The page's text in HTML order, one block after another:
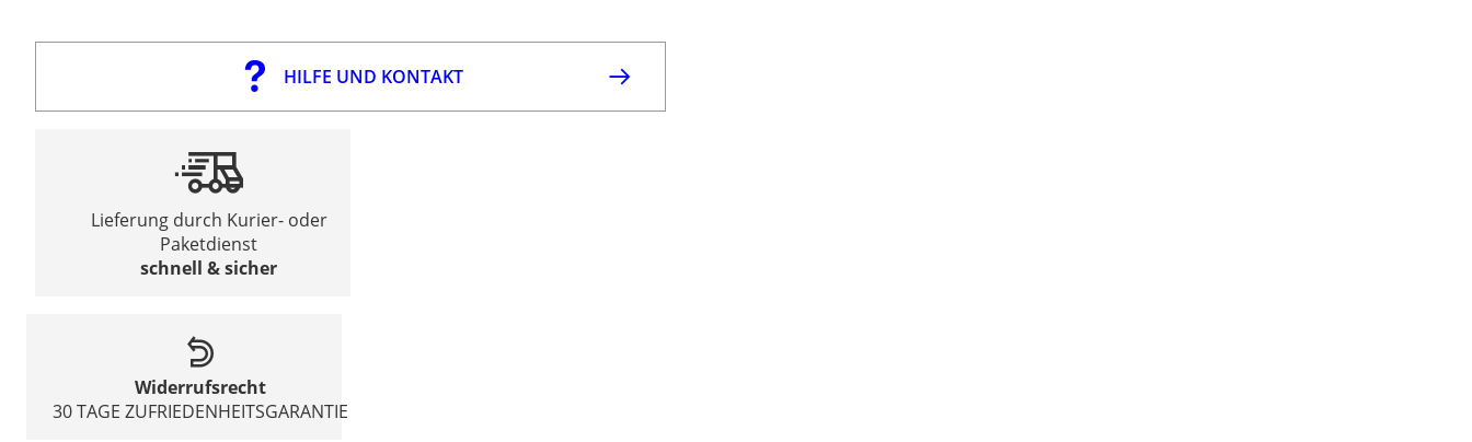
HILFE UND KONTAKT
Lieferung durch Kurier- oder
Paketdienst
schnell & sicher
Widerrufsrecht
30 TAGE ZUFRIEDENHEITSGARANTIE